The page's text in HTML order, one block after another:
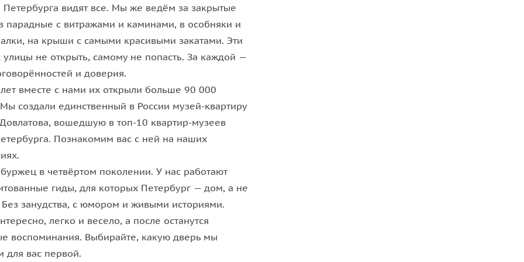
и приёмов XIX века.
мебели, узоры потолков, фактура дерева и
Интерьеры раскрываются как история дома:
Петербурга.
интерьеров уровня Эрмитажа, и один из самых
что обычно остаётся скрытым — тон работы
игру света и перспективы залов. В
детали и задать вопросы.
— вы действительно попадаете за закрытую
видят все. Мы же ведём за закрытые
парадные с витражами и каминами, в особняки и
на крыши с самыми красивыми закатами. Эти
улицы не открыть, самому не попасть. За каждой —
и доверия.
вместе с нами их открыли больше 90 000
Мы создали единственный в России музей-квартиру
вошедшую в топ-10 квартир-музеев
Познакомим вас с ней на наших
в четвёртом поколении. У нас работают
гиды, для которых Петербург — дом, а не
Без занудства, с юмором и живыми историями.
легко и весело, а после останутся
воспоминания. Выбирайте, какую дверь мы
для вас первой.